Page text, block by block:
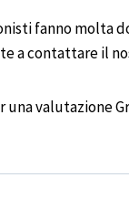
fanno molta
a contattare il
una valutazione